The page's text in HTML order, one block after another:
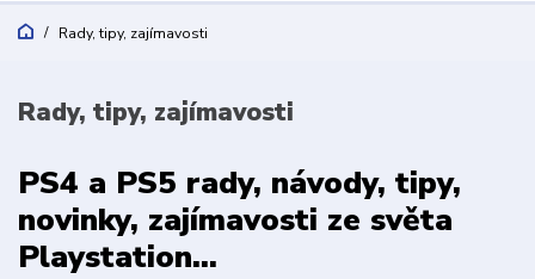
Rady, tipy, zajímavosti
Rady, tipy, zajímavosti
PS4 a PS5 rady, návody, tipy,
novinky, zajímavosti ze světa
Playstation...